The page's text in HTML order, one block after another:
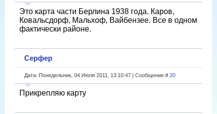
Это карта части Берлина 1938 года. Каров,
Ковальсдорф, Мальхоф, Вайбензее. Все в одном
фактически районе.
Серфер
Дата: Понедельник, 04 Июля 2011, 13:10:47 | Сообщение # 20
Прикрепляю карту